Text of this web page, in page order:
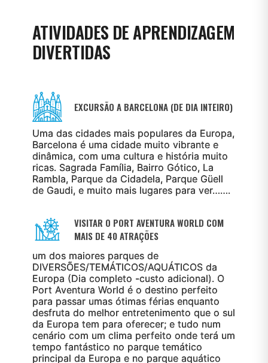
ATIVIDADES DE APRENDIZAGEM
DIVERTIDAS
EXCURSÃO A BARCELONA (DE DIA INTEIRO)
Uma das cidades mais populares da Europa,
Barcelona é uma cidade muito vibrante e
dinâmica, com uma cultura e história muito
ricas. Sagrada Família, Bairro Gótico, La
Rambla, Parque da Cidadela, Parque Güell
de Gaudi, e muito mais lugares para ver…….
VISITAR O PORT AVENTURA WORLD COM
MAIS DE 40 ATRAÇÕES
um dos maiores parques de
DIVERSÕES/TEMÁTICOS/AQUÁTICOS da
Europa (Dia completo -custo adicional). O
Port Aventura World é o destino perfeito
para passar umas ótimas férias enquanto
desfruta do melhor entretenimento que o sul
da Europa tem para oferecer; e tudo num
cenário com um clima perfeito onde terá um
tempo fantástico no parque temático
principal da Europa e no parque aquático